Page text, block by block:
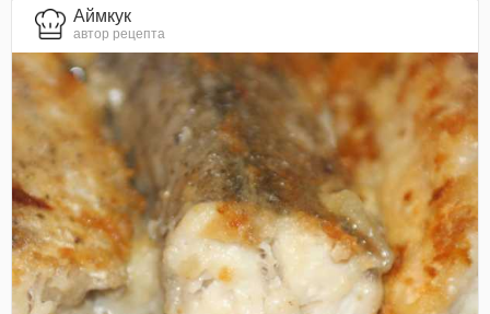
Аймкук
автор рецепта